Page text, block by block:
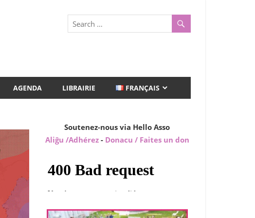
AGENDA LIBRAIRIE FRANÇAIS
Soutenez-nous via Hello Asso
Aliĝu /Adhérez - Donacu / Faites un don